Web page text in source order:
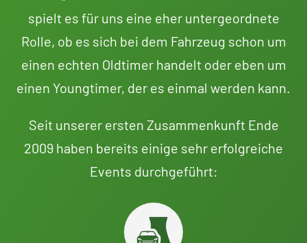
spielt es für uns eine eher untergeordnete
Rolle, ob es sich bei dem Fahrzeug schon um
einen echten Oldtimer handelt oder eben um
einen Youngtimer, der es einmal werden kann.
Seit unserer ersten Zusammenkunft Ende
2009 haben bereits einige sehr erfolgreiche
Events durchgeführt: